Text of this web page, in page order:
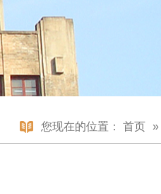
您现在的位置： 首页 »